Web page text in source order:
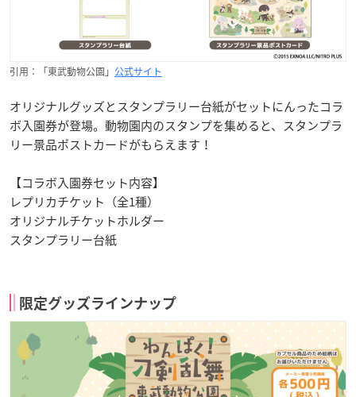
引用：「東武動物公園」 公式サイト
オリジナルグッズとスタンプラリー台紙がセットにんったコラ
ボ入園券が登場。動物園内のスタンプを集めると、スタンプラ
リー景品ポストカードがもらえます！
【コラボ入園券セット内容】
レプリカチケット（全1種）
オリジナルチケットホルダー
スタンプラリー台紙
限定グッズラインナップ